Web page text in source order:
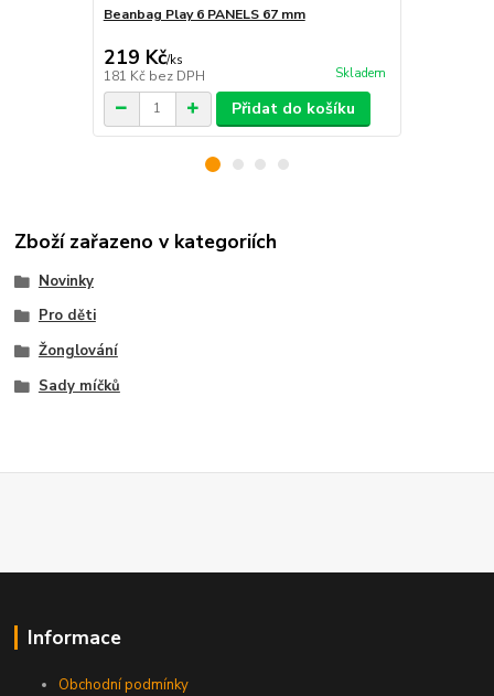
Beanbag Play 6 PANELS 67 mm
219 Kč/ks
181 Kč bez DPH Skladem
Přidat do košíku
Zboží zařazeno v kategoriích
Novinky
Pro děti
Žonglování
Sady míčků
Informace
Obchodní podmínky